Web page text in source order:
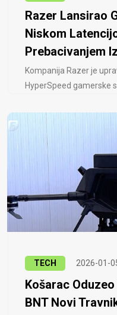
Razer Lansirao
Niskom
Prebacivanjem
Kompanija Razer je
HyperSpeed ​​gamerske
TECH 2026-01-
Košarac
BNT Novi